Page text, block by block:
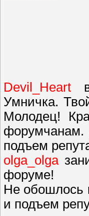
Devil_Heart
Умничка.
Молодец!
подъем
olga_olga
форуме!
Не обошлось
и подъем